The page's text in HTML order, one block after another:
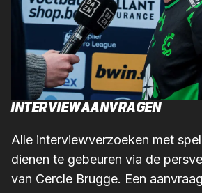
INTERVIEWAANVRAGEN
Alle interviewverzoeken met
dienen te gebeuren via de
van Cercle Brugge. Een